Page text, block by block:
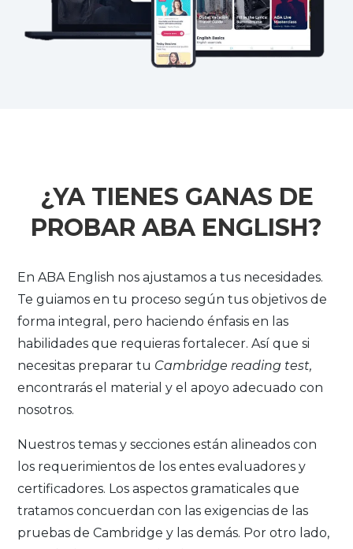
¿YA TIENES GANAS DE
PROBAR ABA ENGLISH?
En ABA English nos ajustamos atus necesidades.
Te guiamos en tu proceso según tus objetivos de
forma integral, pero haciendo énfasis en las
habilidades que requieras fortalecer. Así que si
necesitas preparar tu Cambridge reading test,
encontrarás el material y el apoyo adecuado con
nosotros.
Nuestros temas y secciones están alineados con
los requerimientos de los entes evaluadores y
certificadores. Los aspectos gramaticales que
tratamos concuerdan con las exigencias de las
pruebas de Cambridge y las demás. Por otro lado,